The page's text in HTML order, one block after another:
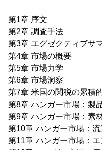
第1章 序文
第2章 調査手法
第3章 エグゼクティブサ
第4章 市場の概要
第5章 市場力学
第6章 市場洞察
第7章 米国の関税の累積
第8章 ハンガー市場：製
第9章 ハンガー市場：素
第10章 ハンガー市場：流
第11章 ハンガー市場：エ